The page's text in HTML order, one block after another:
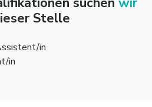
Stelle
in
in